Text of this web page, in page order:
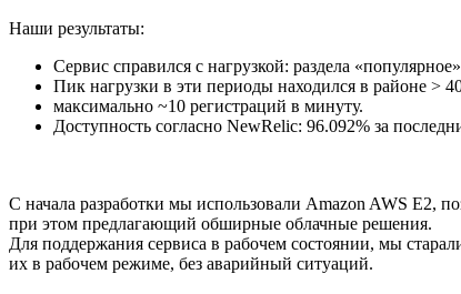
Наши результаты:
Сервис справился с нагрузкой: раздела
Пик нагрузки в эти периоды находился в районе >
максимально ~10 регистраций в минуту.
Доступность согласно NewRelic: 96.092% за
С начала разработки мы использовали Amazon AWS E2,
при этом предлагающий обширные облачные решения.
Для поддержания сервиса в рабочем состоянии, мы
их в рабочем режиме, без аварийный ситуаций.